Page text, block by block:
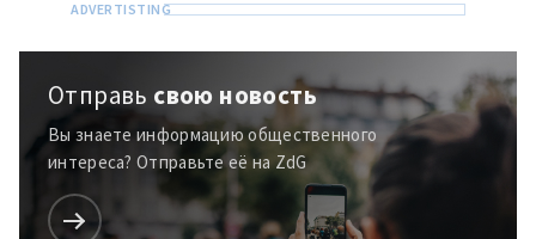
Отправь свою новость
Вы знаете информацию общественного
интереса? Отправьте её на ZdG